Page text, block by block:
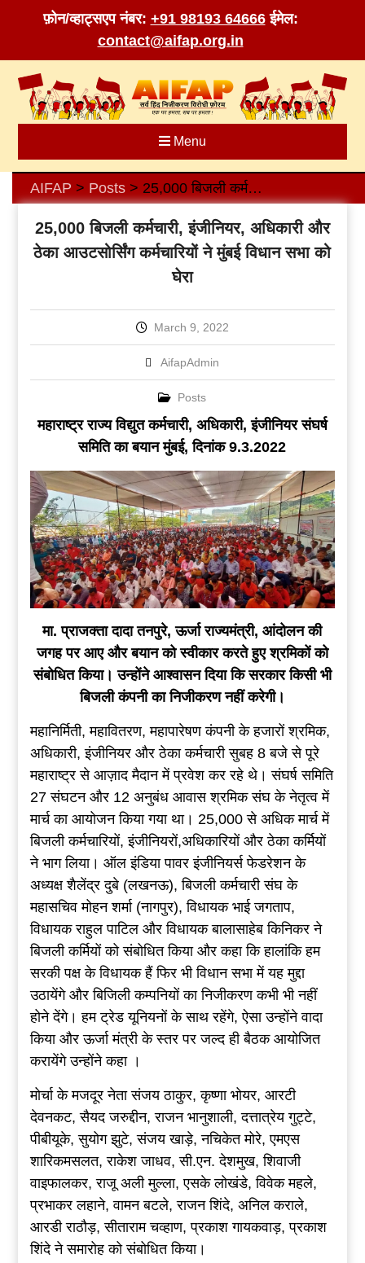
फ़ोन/व्हाट्सएप नंबर: +91 98193 64666 ईमेल:
contact@aifap.org.in
content
Menu
AIFAP > Posts> 25,000 बिजली कर्मचारी, इंजीनियर, अधिकारी और ठेका आउटसोर्सिंग कर्मचारियों ने मुंबई विधान सभा को घेरा
25,000 बिजली कर्मचारी, इंजीनियर, अधिकारी और
ठेका आउटसोर्सिंग कर्मचारियों ने मुंबई विधान सभा को
घेरा
March 9, 2022
AifapAdmin
Posts
महाराष्ट्र राज्य विद्युत कर्मचारी, अधिकारी, इंजीनियर संघर्ष
समिति का बयान मुंबई, दिनांक 9.3.2022
मा. प्राजक्ता दादा तनपुरे, ऊर्जा राज्यमंत्री, आंदोलन की
जगह पर आए और बयान को स्वीकार करते हुए श्रमिकों को
संबोधित किया। उन्होंने आश्वासन दिया कि सरकार किसी भी
बिजली कंपनी का निजीकरण नहीं करेगी।
महानिर्मिती, महावितरण, महापारेषण कंपनी के हजारों श्रमिक,
अधिकारी, इंजीनियर और ठेका कर्मचारी सुबह 8 बजे से पूरे
महाराष्ट्र से आज़ाद मैदान में प्रवेश कर रहे थे। संघर्ष समिति
27 संघटन और 12 अनुबंध आवास श्रमिक संघ के नेतृत्व में
मार्च का आयोजन किया गया था। 25,000 से अधिक मार्च में
बिजली कर्मचारियों, इंजीनियरों,अधिकारियों और ठेका कर्मियों
ने भाग लिया। ऑल इंडिया पावर इंजीनियर्स फेडरेशन के
अध्यक्ष शैलेंद्र दुबे (लखनऊ), बिजली कर्मचारी संघ के
महासचिव मोहन शर्मा (नागपुर), विधायक भाई जगताप,
विधायक राहुल पाटिल और विधायक बालासाहेब किनिकर ने
बिजली कर्मियों को संबोधित किया और कहा कि हालांकि हम
सरकी पक्ष के विधायक हैं फिर भी विधान सभा में यह मुद्दा
उठायेंगे और बिजिली कम्पनियों का निजीकरण कभी भी नहीं
होने देंगे। हम ट्रेड यूनियनों के साथ रहेंगे, ऐसा उन्होंने वादा
किया और ऊर्जा मंत्री के स्तर पर जल्द ही बैठक आयोजित
करायेंगे उन्होंने कहा ।
मोर्चा के मजदूर नेता संजय ठाकुर, कृष्णा भोयर, आरटी
देवनकट, सैयद जरुद्दीन, राजन भानुशाली, दत्तात्रेय गुट्टे,
पीबीयूके, सुयोग झुटे, संजय खाड़े, नचिकेत मोरे, एमएस
शारिकमसलत, राकेश जाधव, सी.एन. देशमुख, शिवाजी
वाइफालकर, राजू अली मुल्ला, एसके लोखंडे, विवेक महले,
प्रभाकर लहाने, वामन बटले, राजन शिंदे, अनिल कराले,
आरडी राठौड़, सीताराम चव्हाण, प्रकाश गायकवाड़, प्रकाश
शिंदे ने समारोह को संबोधित किया।